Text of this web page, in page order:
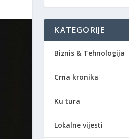
KATEGORIJE
Biznis & Tehnologija
Crna kronika
Kultura
Lokalne vijesti